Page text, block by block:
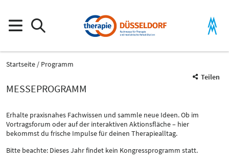
Startseite
Programm
Teilen
MESSEPROGRAMM
Erhalte praxisnahes Fachwissen und sammle neue Ideen. Ob im
Vortragsforum oder auf der interaktiven Aktionsfläche – hier
bekommst du frische Impulse für deinen Therapiealltag.
Bitte beachte: Dieses Jahr findet kein Kongressprogramm statt.